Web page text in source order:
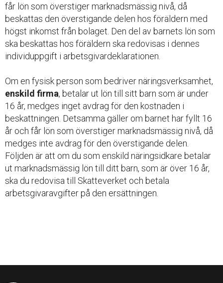
får lön som överstiger marknadsmässig nivå, då
beskattas den överstigande delen hos föräldern med
högst inkomst från bolaget. Den del av barnets lön som
ska beskattas hos föräldern ska redovisas i dennes
individuppgift i arbetsgivardeklarationen.
Om en fysisk person som bedriver näringsverksamhet,
enskild firma, betalar ut lön till sitt barn som är under
16 år, medges inget avdrag för den kostnaden i
beskattningen. Detsamma gäller om barnet har fyllt 16
år och får lön som överstiger marknadsmässig nivå, då
medges inte avdrag för den överstigande delen.
Följden är att om du som enskild näringsidkare betalar
ut marknadsmässig lön till ditt barn, som är över 16 år,
ska du redovisa till Skatteverket och betala
arbetsgivaravgifter på den ersättningen.